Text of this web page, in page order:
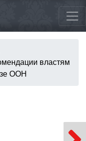
властям
ООН